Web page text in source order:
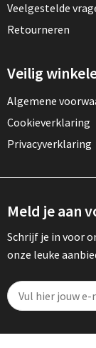
Veelgestelde
Retourneren
Veilig
Algemene
Cookieverklaring
Privacyverklaring
Meld je aan
Schrijf je in voor
onze leuke